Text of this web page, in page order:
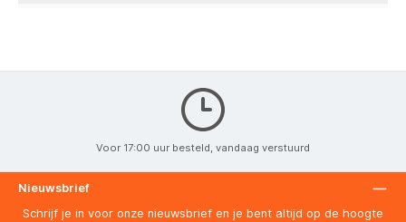
Voor 17:00 uur besteld, vandaag verstuurd
Nieuwsbrief
Schrijf je in voor onze nieuwsbrief en je bent altijd op de hoogte